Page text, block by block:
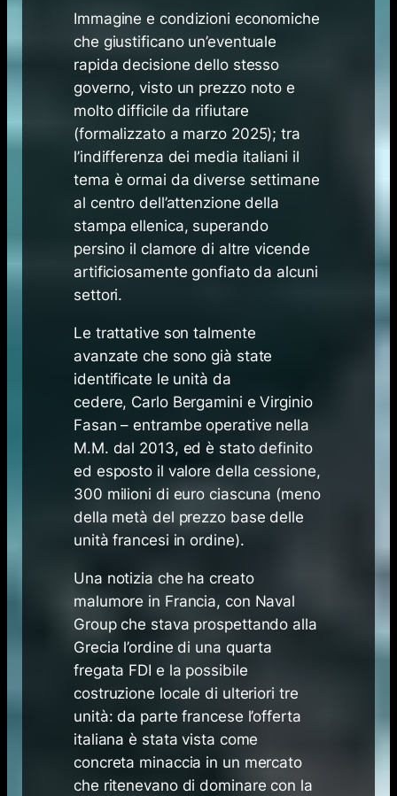
Immagine e condizioni economiche
che giustificano un’eventuale
rapida decisione dello stesso
governo, visto un prezzo noto e
molto difficile da rifiutare
(formalizzato a marzo 2025); tra
l’indifferenza dei media italiani il
tema è ormai da diverse settimane
al centro dell’attenzione della
stampa ellenica, superando
persino il clamore di altre vicende
artificiosamente gonfiato da alcuni
settori.
Le trattative son talmente
avanzate che sono già state
identificate le unità da
cedere, Carlo Bergamini eVirginio
Fasan – entrambe operative nella
M.M. dal 2013, ed è stato definito
ed esposto il valore della cessione,
300 milioni di euro ciascuna (meno
della metà del prezzo base delle
unità francesi in ordine).
Una notizia che ha creato
malumore in Francia, con Naval
Group che stava prospettando alla
Grecia l’ordine di una quarta
fregata FDI e la possibile
costruzione locale di ulteriori tre
unità: da parte francese l’offerta
italiana è stata vista come
concreta minaccia in un mercato
che ritenevano di dominare con la